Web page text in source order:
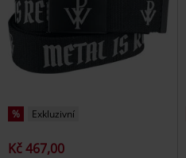
% Exkluzivní
Kč 467,00